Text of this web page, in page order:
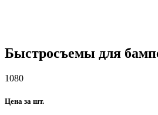
Быстросъемы для
1080
Цена за шт.